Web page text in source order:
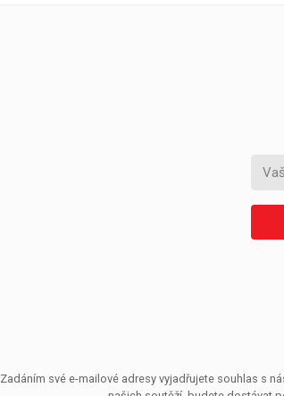
Zadáním své e-mailové adresy vyjadřujete souhlas s